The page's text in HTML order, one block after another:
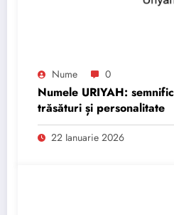
Nume 0
Numele URIYAH:
trăsături și personalitate
22 Ianuarie 2026